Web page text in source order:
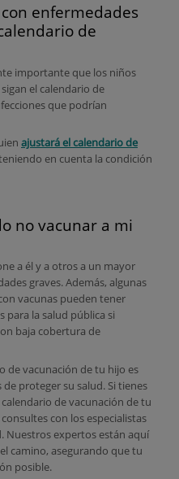
enfermedades
de
importante que los niños
el calendario de
que podrían
ajustará el calendario de
en cuenta la condición
no vacunar a mi
a él y a otros a un mayor
graves. Además, algunas
vacunas pueden tener
para la salud pública si
baja cobertura de
de vacunación de tu hijo es
proteger su salud. Si tienes
de vacunación de tu
con los especialistas
Nuestros expertos están aquí
camino, asegurando que tu
posible.